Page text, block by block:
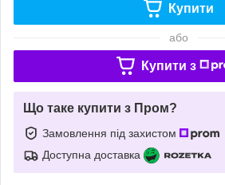
Купити
або
Купити з
Що таке купити з Пром?
Замовлення під захистом
Доступна доставка